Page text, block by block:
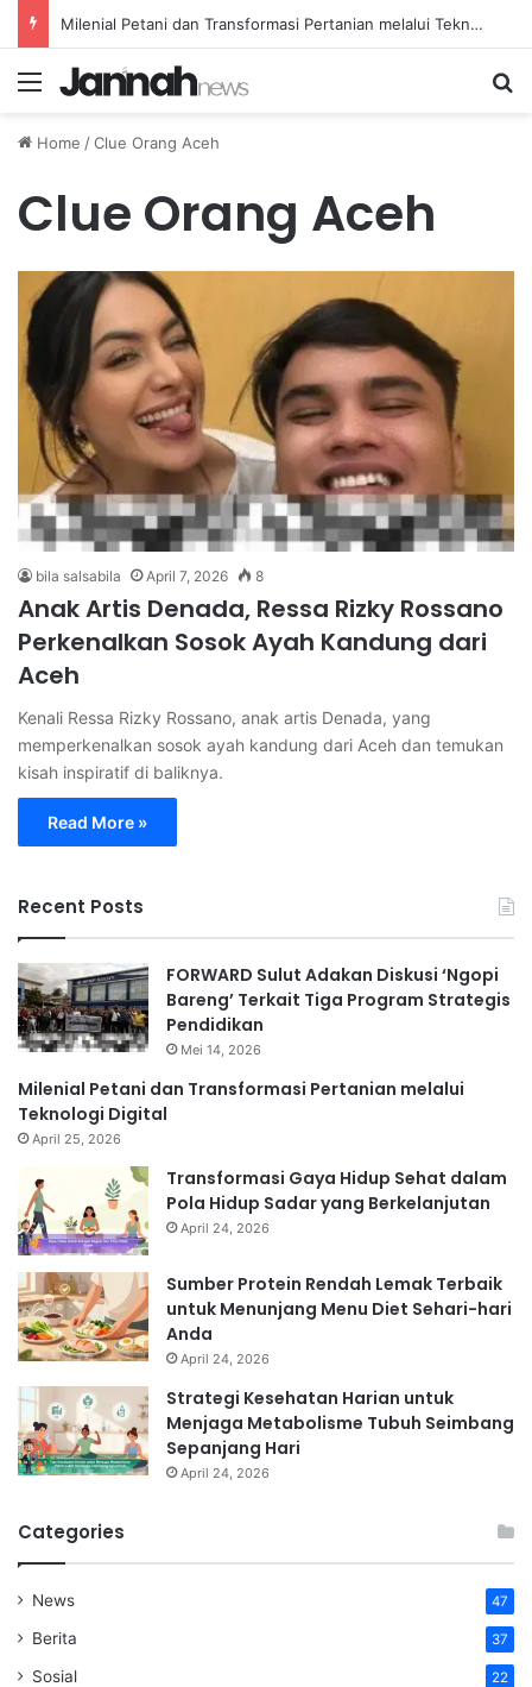
Milenial Petani dan Transformasi Pertanian melalui Teknologi Digital
Menu
Home /Clue Orang Aceh
Clue Orang Aceh
bila salsabila April 7, 2026 8
Anak Artis Denada, Ressa Rizky Rossano
Perkenalkan Sosok Ayah Kandung dari
Aceh
Kenali Ressa Rizky Rossano, anak artis Denada, yang
memperkenalkan sosok ayah kandung dari Aceh dan temukan
kisah inspiratif di baliknya.
Read More »
Recent Posts
FORWARD Sulut Adakan Diskusi ‘Ngopi
Bareng’ Terkait Tiga Program Strategis
Pendidikan
Mei 14, 2026
Milenial Petani dan Transformasi Pertanian melalui
Teknologi Digital
April 25, 2026
Transformasi Gaya Hidup Sehat dalam
Pola Hidup Sadar yang Berkelanjutan
April 24, 2026
Sumber Protein Rendah Lemak Terbaik
untuk Menunjang Menu Diet Sehari-hari
Anda
April 24, 2026
Strategi Kesehatan Harian untuk
Menjaga Metabolisme Tubuh Seimbang
Sepanjang Hari
April 24, 2026
Categories
News 47
Berita 37
Sosial 22